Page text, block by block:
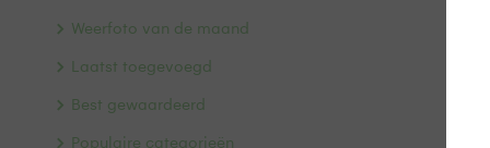
Weerfoto van de maand
Laatst toegevoegd
Best gewaardeerd
Populaire categorieën